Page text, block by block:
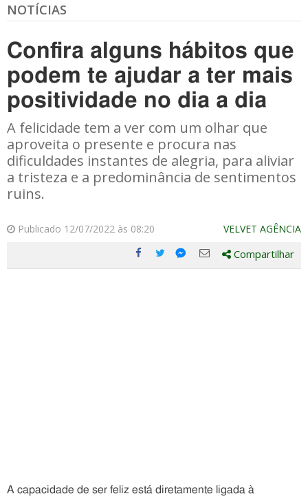
NOTÍCIAS
Confira alguns hábitos que
podem te ajudar a ter mais
positividade no dia a dia
A felicidade tem a ver com um olhar que
aproveita o presente e procura nas
dificuldades instantes de alegria, para aliviar
a tristeza e a predominância de sentimentos
ruins.
Publicado 12/07/2022 às 08:20 VELVET AGÊNCIA
Compartilhe
Compartilhe
Compartilhe
Compartilhe
Compartilhar
A capacidade de ser feliz está diretamente ligada à